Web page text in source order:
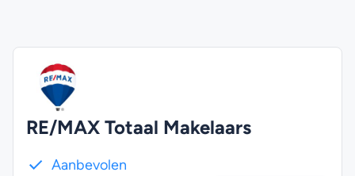
RE/MAX Totaal Makelaars
Aanbevolen